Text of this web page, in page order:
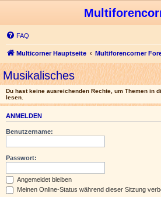
FAQ
Multicorner Hauptseite Multiforencorner
Musikalisches
Du hast keine ausreichenden Rechte, um Themen in
lesen.
ANMELDEN
Benutzername:
Passwort:
Angemeldet bleiben
Meinen Online-Status während dieser Sitzung